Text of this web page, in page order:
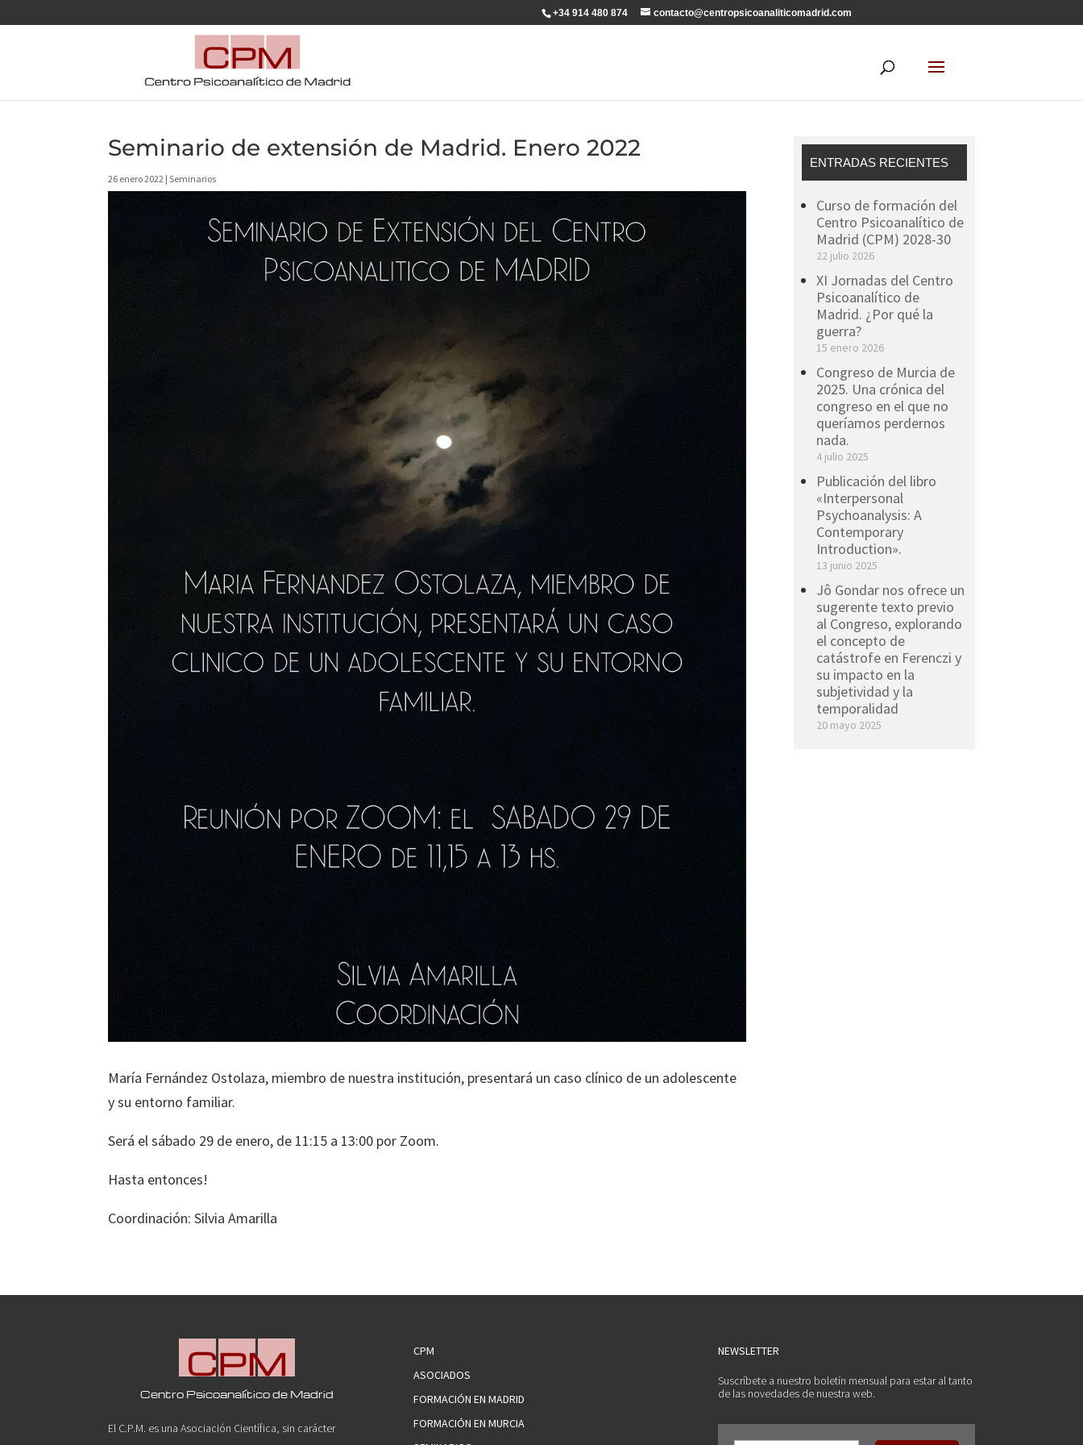
+34 914 480 874 contacto@centropsicoanaliticomadrid.com
Seminario de extensión de Madrid. Enero 2022
26 enero 2022 |Seminarios
María Fernández Ostolaza, miembro de nuestra institución, presentará un caso clínico de un adolescente
y su entorno familiar.
Será el sábado 29 de enero, de 11:15 a 13:00 por Zoom.
Hasta entonces!
Coordinación: Silvia Amarilla
ENTRADAS RECIENTES
Curso de formación del
Centro Psicoanalítico de
Madrid (CPM) 2028-30
22 julio 2026
XI Jornadas del Centro
Psicoanalítico de
Madrid. ¿Por qué la
guerra?
15 enero 2026
Congreso de Murcia de
2025. Una crónica del
congreso en el que no
queríamos perdernos
nada.
4 julio 2025
Publicación del libro
«Interpersonal
Psychoanalysis: A
Contemporary
Introduction».
13 junio 2025
Jô Gondar nos ofrece un
sugerente texto previo
al Congreso, explorando
el concepto de
catástrofe en Ferenczi y
su impacto en la
subjetividad y la
temporalidad
20 mayo 2025
Centro Psicoanalítico de Madrid
El C.P.M. es una Asociación Científica, sin carácter
CPM
ASOCIADOS
FORMACIÓN EN MADRID
FORMACIÓN EN MURCIA
NEWSLETTER
Suscríbete a nuestro boletín mensual para estar al tanto
de las novedades de nuestra web.